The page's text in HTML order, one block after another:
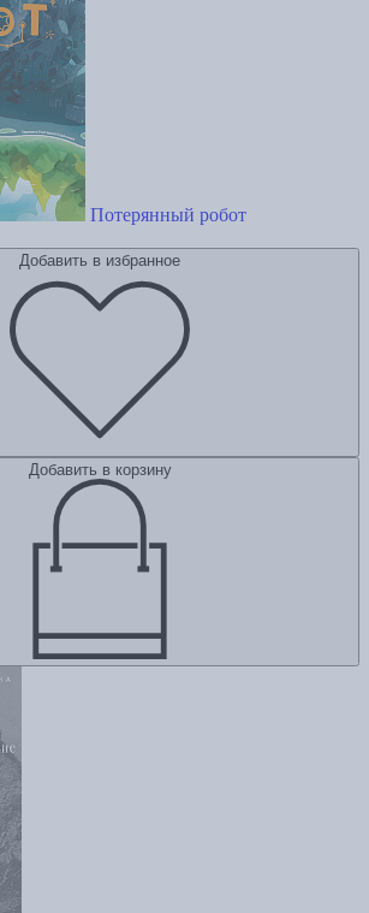
Потерянный робот
Добавить в избранное
Добавить в корзину